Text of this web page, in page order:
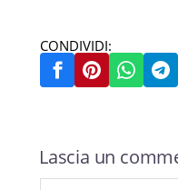
CONDIVIDI:
Lascia un